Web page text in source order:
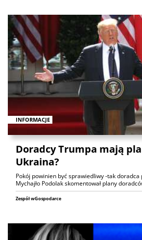
INFORMACJE
Doradcy Trumpa mają
Ukraina?
Pokój powinien być sprawiedliwy -tak
Mychajło Podolak skomentował plany
Zespół wGospodarce